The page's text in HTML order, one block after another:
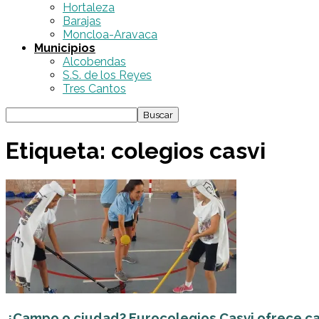
Hortaleza
Barajas
Moncloa-Aravaca
Municipios
Alcobendas
S.S. de los Reyes
Tres Cantos
Etiqueta: colegios casvi